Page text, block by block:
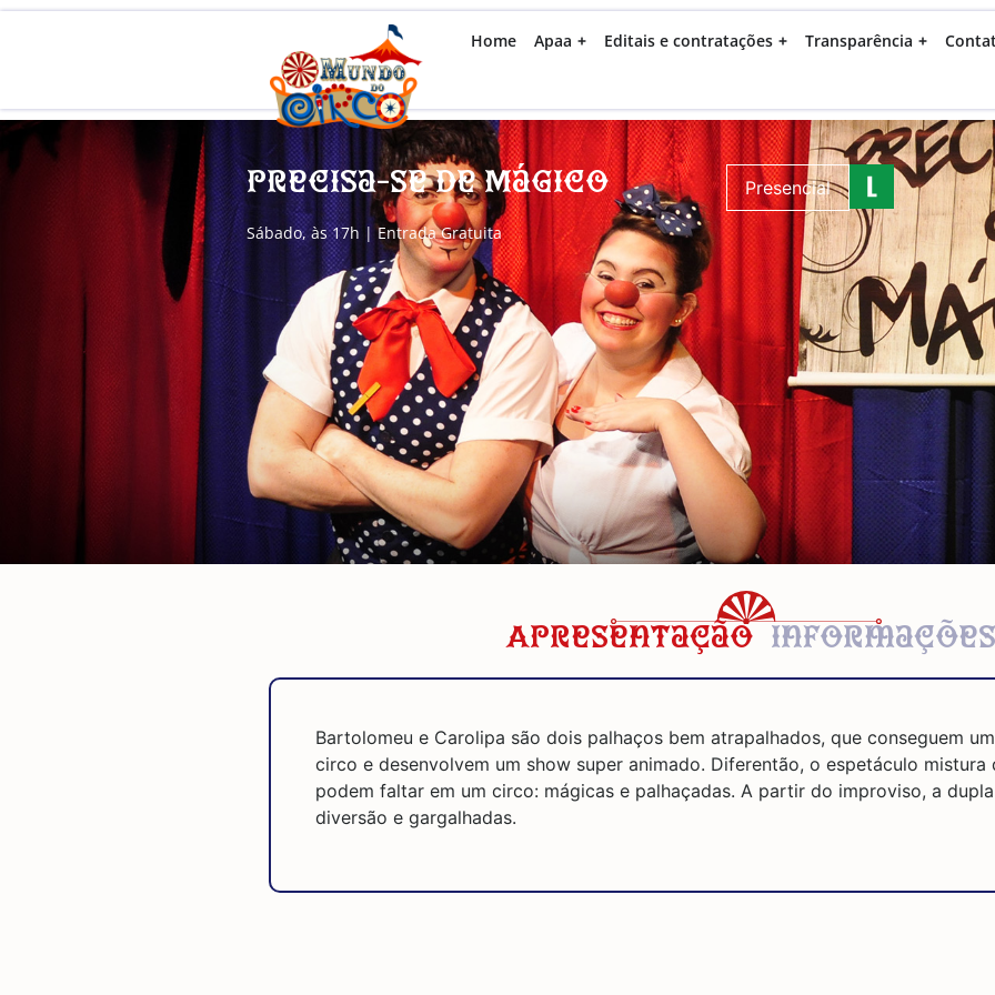
Home Apaa Editais e contratações Transparência
Precisa-se de Mágico
Sábado, às 17h | Entrada Gratuita
Presencial
Apresentação Informações
Bartolomeu e Carolipa são dois palhaços bem atrapalhados, que conseguem
circo e desenvolvem um show super animado. Diferentão, o espetáculo mistura
podem faltar em um circo: mágicas e palhaçadas. A partir do improviso, a
diversão e gargalhadas.